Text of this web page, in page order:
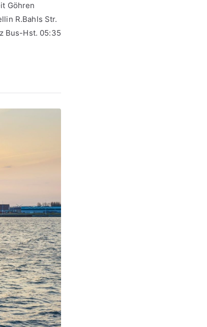
Göhren
R.Bahls Str.
Bus-Hst. 05:35